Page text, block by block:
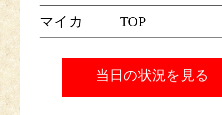
マイカ TOP
当日の状況を見る